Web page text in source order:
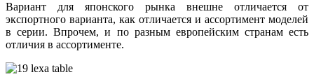
Вариант для японского рынка внешне отличается от
экспортного варианта, как отличается и ассортимент моделей
в серии. Впрочем, и по разным европейским странам есть
отличия в ассортименте.